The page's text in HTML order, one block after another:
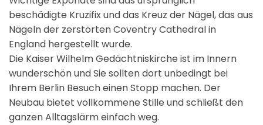
beschädigte Kruzifix und das Kreuz der Nägel, das aus
Nägeln der zerstörten Coventry Cathedral in
England hergestellt wurde.
Die Kaiser Wilhelm Gedächtniskirche ist im Innern
wunderschön und Sie sollten dort unbedingt bei
Ihrem Berlin Besuch einen Stopp machen. Der
Neubau bietet vollkommene Stille und schließt den
ganzen Alltagslärm einfach weg.